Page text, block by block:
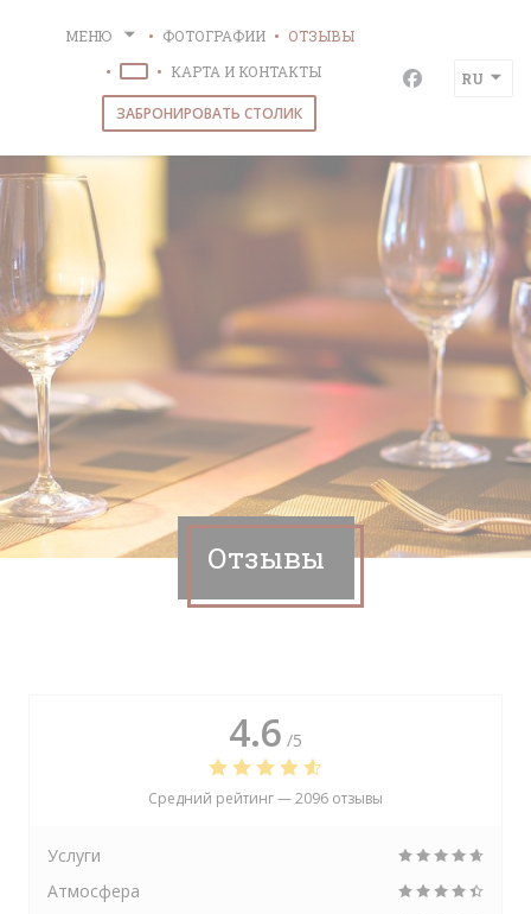
МЕНЮ ФОТОГРАФИИ ОТЗЫВЫ
((ОТКРЫВАЕТСЯ В НОВОМ ОКНЕ))
КАРТА И КОНТАКТЫ
ЗАБРОНИРОВАТЬ СТОЛИК
Facebook
RU
Отзывы
4.6 /5
Средний рейтинг —2096 отзывы
Услуги
Атмосфера